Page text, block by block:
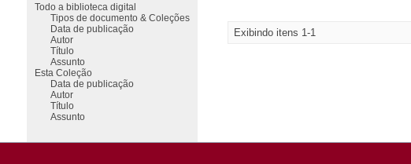
Exibindo itens 1-1
Todo a biblioteca digital
Tipos de documento & Coleções
Data de publicação
Autor
Título
Assunto
Esta Coleção
Data de publicação
Autor
Título
Assunto